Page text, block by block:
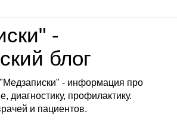
-
блог
- информация про
диагностику, профилактику.
и пациентов.